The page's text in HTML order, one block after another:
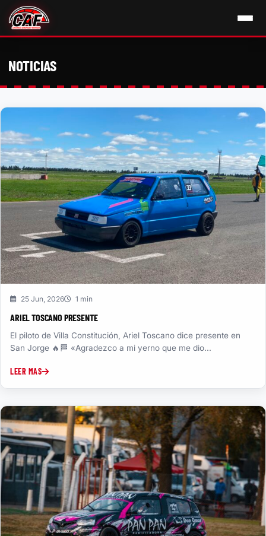
NOTICIAS
25 Jun, 2026 1 min
ARIEL TOSCANO PRESENTE
El piloto de Villa Constitución, Ariel Toscano dice presente en
San Jorge 🔥🏁 «Agradezco a mi yerno que me dio...
LEER MAS